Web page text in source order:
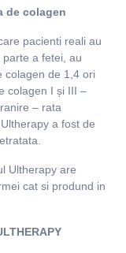
de colagen
pacienti reali au
a fetei, au
colagen de 1,4 ori
colagen I și III –
– rata
a fost de
Ultherapy are
cat si prodund in